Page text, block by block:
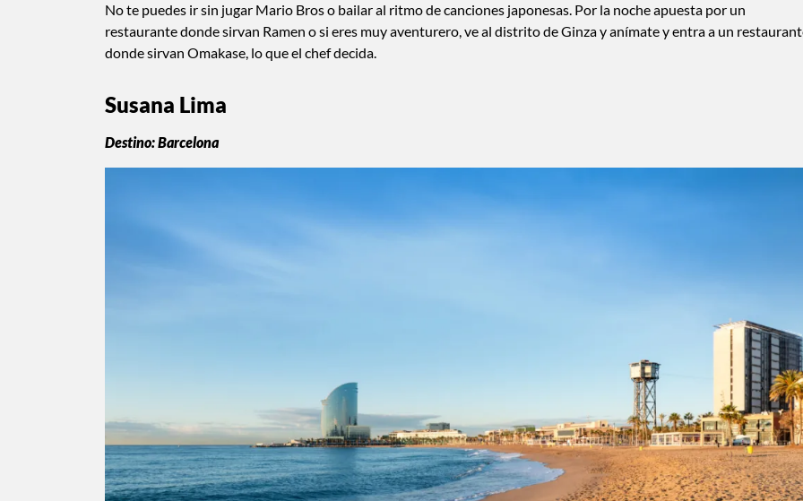
No te puedes ir sin jugar Mario Bros o bailar al ritmo de canciones japonesas. Por la noche apuesta por un
restaurante donde sirvan Ramen o si eres muy aventurero, ve al distrito de Ginza y anímate y entra a un
donde sirvan Omakase, lo que el chef decida.
Susana Lima
Destino: Barcelona